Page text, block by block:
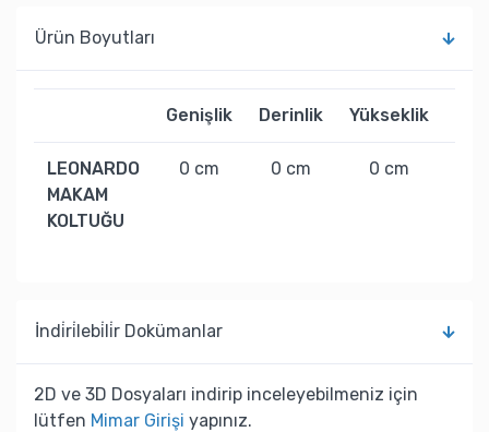
Ürün Boyutları
Genişlik Derinlik Yükseklik
LEONARDO
MAKAM
KOLTUĞU
0 cm 0 cm 0 cm
İndi̇ri̇lebi̇li̇r Dokümanlar
2D ve 3D Dosyaları indirip inceleyebilmeniz için
lütfen Mimar Girişi yapınız.